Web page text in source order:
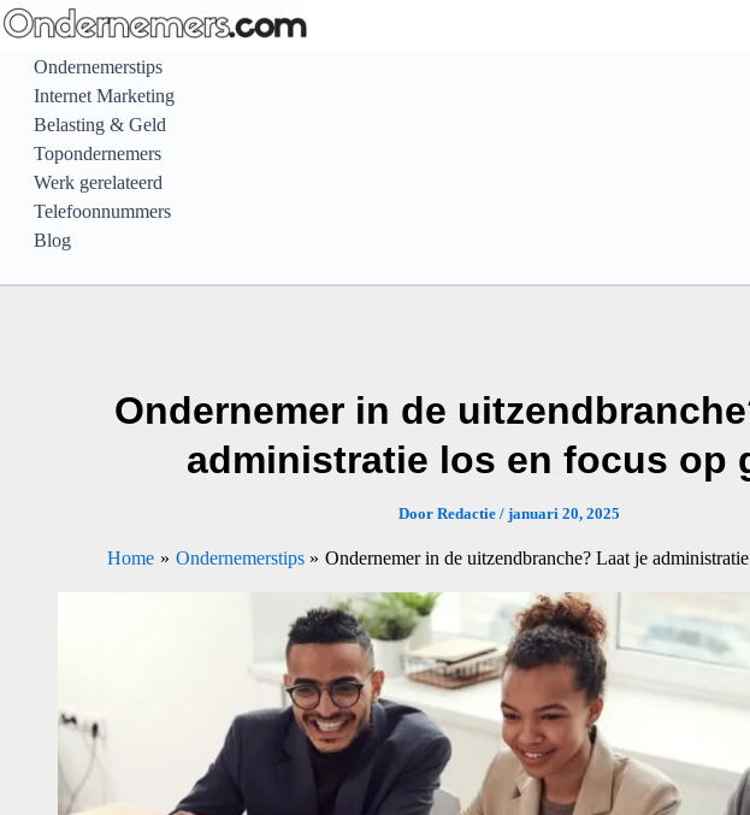
Ga
naar
inhoud
Ondernemerstips
Internet Marketing
Belasting & Geld
Topondernemers
Werk gerelateerd
Telefoonnummers
Blog
Ondernemer in de
administratie los en focus op
Door Redactie / januari 20, 2025
Home Ondernemerstips Ondernemer in de uitzendbranche? Laat je